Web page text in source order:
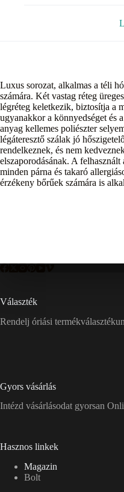
Luxus sorozat, alkalmas a téli
számára. Két vastag réteg
légréteg keletkezik, biztosítja a
ugyanakkor a könnyedséget és
anyag kellemes poliészter
légáteresztő szálak jó
rendelkeznek, és nem
elszaporodásának. A
minden párna és takaró
érzékeny bőrűek számára is
Választék
Rendelj óriási
Gyors vásárlás
Intézd vásárlásodat gyorsan
Hasznos linkek
Magazin
Bolt